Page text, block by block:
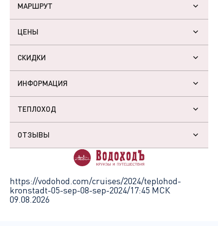
МАРШРУТ
ЦЕНЫ
СКИДКИ
ИНФОРМАЦИЯ
ТЕПЛОХОД
ОТЗЫВЫ
https://vodohod.com/cruises/2024/teplohod-
kronstadt-05-sep-08-sep-2024/17:45 МСК
09.08.2026